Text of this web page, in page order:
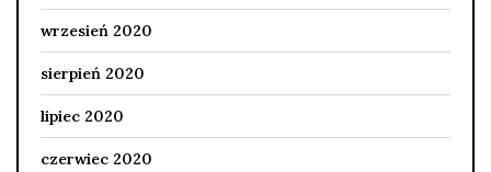
wrzesień 2020
sierpień 2020
lipiec 2020
czerwiec 2020